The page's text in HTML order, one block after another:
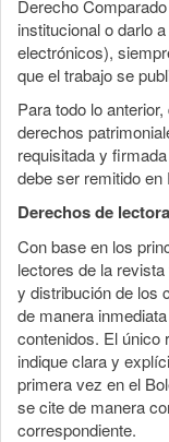
Derecho
institucional o darlo
electrónicos),
que el trabajo se
Para todo lo
derechos
requisitada y
debe ser remitido
Derechos de
Con base en los
lectores de la
y distribución de los
de manera
contenidos. El único
indique clara y
primera vez en el
se cite de manera
correspondiente.